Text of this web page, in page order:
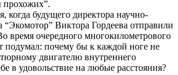
прохожих”.
когда будущего директора научно-
“Экомотор” Виктора Гордеева отправили
время очередного многокилометрового
подумал: почему бы к каждой ноге не
двигателю внутреннего
в удовольствие на любые расстояния?